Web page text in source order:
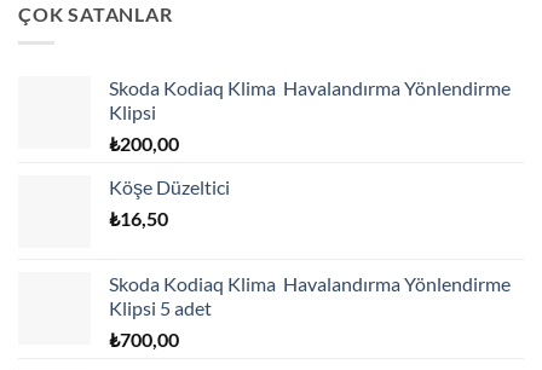
ÇOK SATANLAR
Skoda Kodiaq Klima Havalandırma Yönlendirme
Klipsi
₺200,00
Köşe Düzeltici
₺16,50
Skoda Kodiaq Klima Havalandırma Yönlendirme
Klipsi 5 adet
₺700,00